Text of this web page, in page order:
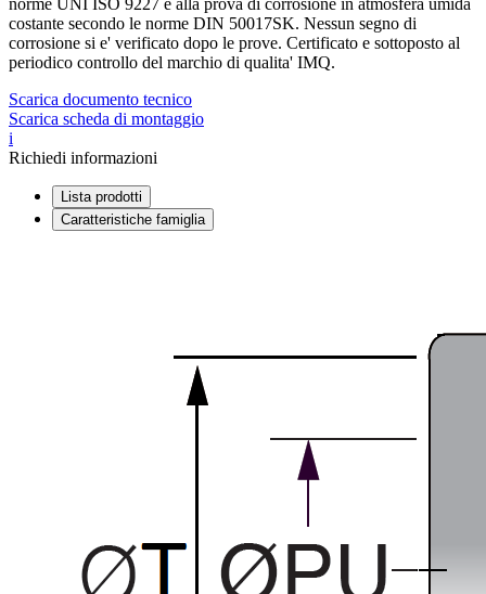
norme UNI ISO 9227 e alla prova di corrosione in atmosfera umida
costante secondo le norme DIN 50017SK. Nessun segno di
corrosione si e' verificato dopo le prove. Certificato e sottoposto al
periodico controllo del marchio di qualita' IMQ.
Scarica documento tecnico
Scarica scheda di montaggio
i
Richiedi informazioni
Lista prodotti
Caratteristiche famiglia